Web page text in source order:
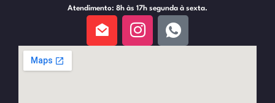
Atendimento: 8h às 17h segunda à sexta.